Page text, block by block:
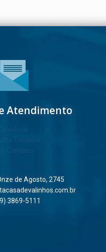
Atendimento
de Agosto, 2745
3869-5111